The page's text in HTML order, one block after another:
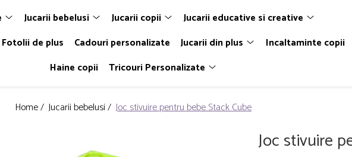
Jucarii bebelusi Jucarii copii
Jucarii educative si creative
Fotolii de plus Cadouri personalizate Jucarii din plus
Incaltaminte copii
Haine copii
Tricouri Personalizate
Home / Jucarii bebelusi / Joc stivuire pentru bebe Stack Cube
Joc stivuire